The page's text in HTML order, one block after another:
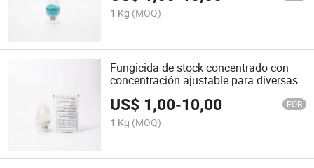
1 Kg (MOQ)
Fungicida de stock concentrado con
concentración ajustable para diversas
US$ 1,00-10,00 FOB
1 Kg (MOQ)